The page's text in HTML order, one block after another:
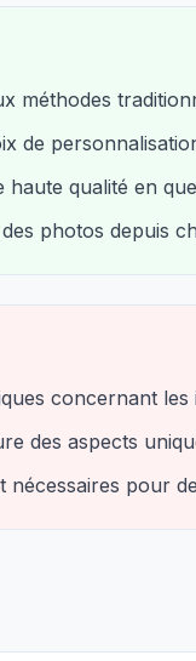
méthodes
de
qualité en
photos depuis
concernant
des aspects
nécessaires pour